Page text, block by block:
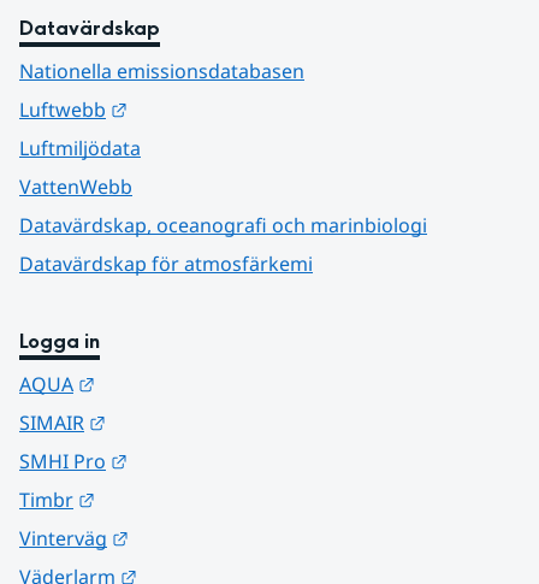
Datavärdskap
Nationella emissionsdatabasen
Luftwebb
Luftmiljödata
VattenWebb
Datavärdskap, oceanografi och marinbiologi
Datavärdskap för atmosfärkemi
Logga in
AQUA
SIMAIR
SMHI Pro
Timbr
Vinterväg
Väderlarm